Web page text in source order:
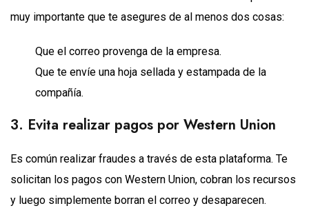
muy importante que te asegures de al menos dos cosas:
Que el correo provenga de la empresa.
Que te envíe una hoja sellada y estampada de la
compañía.
3. Evita realizar pagos por Western Union
Es común realizar fraudes a través de esta plataforma. Te
solicitan los pagos con Western Union, cobran los recursos
y luego simplemente borran el correo y desaparecen.